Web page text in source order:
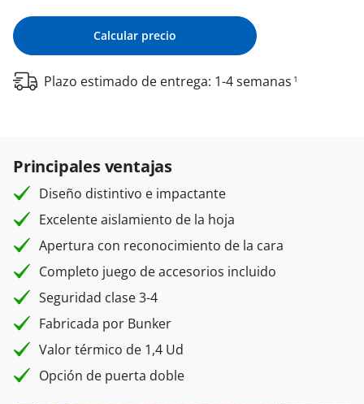
Calcular precio
Plazo estimado de entrega: 1-4 semanas 1
Principales ventajas
Diseño distintivo e impactante
Excelente aislamiento de la hoja
Apertura con reconocimiento de la cara
Completo juego de accesorios incluido
Seguridad clase 3-4
Fabricada por Bunker
Valor térmico de 1,4 Ud
Opción de puerta doble